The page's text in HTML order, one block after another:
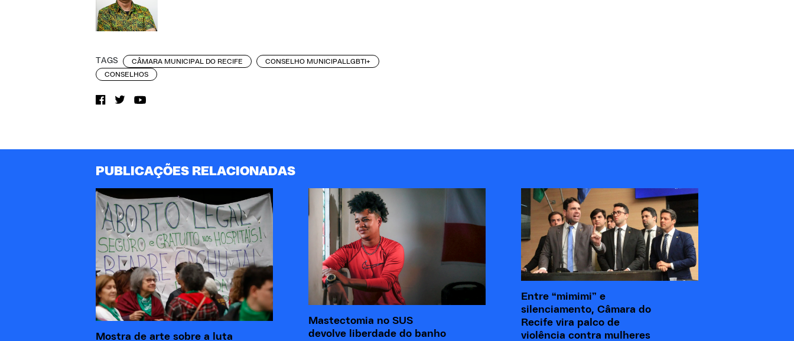
TAGS CÂMARA MUNICIPAL DO RECIFE
CONSELHO MUNICIPALLGBTI+
CONSELHOS
PUBLICAÇÕES RELACIONADAS
Mostra de arte sobre a luta
Mastectomia no SUS
devolve liberdade do banho
Entre “mimimi” e
silenciamento, Câmara do
Recife vira palco de
violência contra mulheres